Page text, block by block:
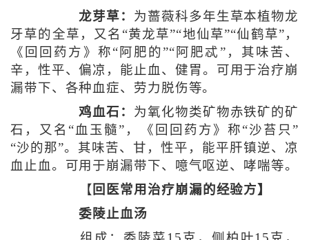
龙芽草： 为蔷薇科多年生草本植物龙
牙草的全草，又名“黄龙草”“地仙草”“仙鹤草”，
《回回药方》称“阿肥的”“阿肥忒”，其味苦、
辛，性平、偏凉，能止血、健胃。可用于治疗崩
漏带下、各种血症、劳力脱伤等。
鸡血石： 为氧化物类矿物赤铁矿的矿
石，又名“血玉髓”，《回回药方》称“沙苔只”
“沙的那”。其味苦、甘，性平，能平肝镇逆、凉
血止血。可用于崩漏带下、噫气呕逆、哮喘等。
【 回医常用治疗崩漏的经验方】
委陵止血汤